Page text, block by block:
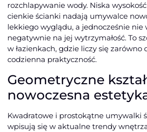
rozchlapywanie wody. Niska
cienkie ścianki nadają umywalce
lekkiego wyglądu, a jednocześnie nie
negatywnie na jej wytrzymałość. To
w łazienkach, gdzie liczy się zarówno
codzienna praktyczność.
Geometryczne
nowoczesna
Kwadratowe i prostokątne umywalki
wpisują się w aktualne trendy